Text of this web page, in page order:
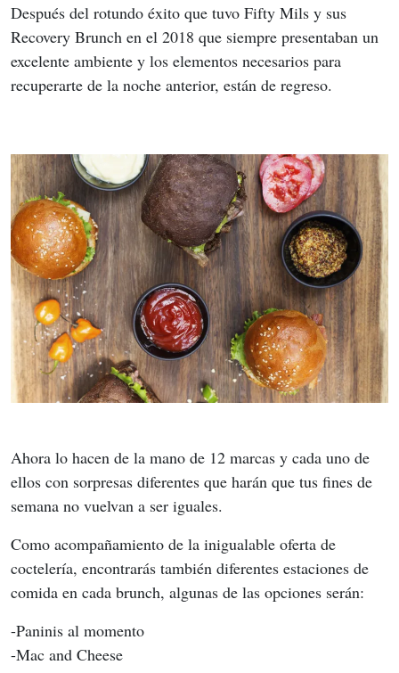
Después del rotundo éxito que tuvo Fifty Mils y sus
Recovery Brunch en el 2018 que siempre presentaban un
excelente ambiente y los elementos necesarios para
recuperarte de la noche anterior, están de regreso.
Ahora lo hacen de la mano de 12 marcas y cada uno de
ellos con sorpresas diferentes que harán que tus fines de
semana no vuelvan a ser iguales.
Como acompañamiento de la inigualable oferta de
coctelería, encontrarás también diferentes estaciones de
comida en cada brunch, algunas de las opciones serán:
-Paninis al momento
-Mac and Cheese